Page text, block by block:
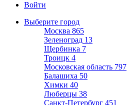
Войти
Выберите город
Москва 865
Зеленоград 13
Щербинка 7
Троицк 4
Московская область 797
Балашиха 50
Химки 40
Люберцы 38
Санкт-Петербург 451